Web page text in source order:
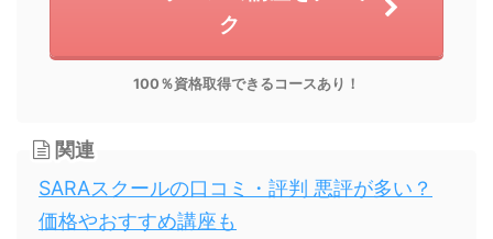
ク
100％資格取得できるコースあり！
関連
SARAスクールの口コミ・評判 悪評が多い？
価格やおすすめ講座も